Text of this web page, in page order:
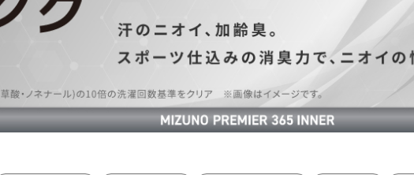
WP MAGIC MITA｜特集
スペシャルカラーパック｜特集
マーガレット・ハウエル｜特集
KICKS & ECHO｜特集